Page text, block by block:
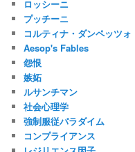
ロッシーニ
プッチーニ
コルティナ・ダンペッツォ
Aesop's Fables
怨恨
嫉妬
ルサンチマン
社会心理学
強制服従パラダイム
コンプライアンス